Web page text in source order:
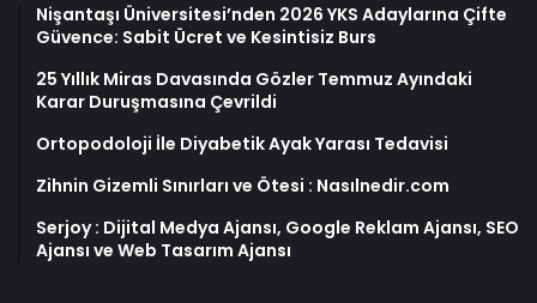
Nişantaşı Üniversitesi’nden 2026 YKS Adaylarına Çifte
Güvence: Sabit Ücret ve Kesintisiz Burs
25 Yıllık Miras Davasında Gözler Temmuz Ayındaki
Karar Duruşmasına Çevrildi
Ortopodoloji İle Diyabetik Ayak Yarası Tedavisi
Zihnin Gizemli Sınırları ve Ötesi : Nasılnedir.com
Serjoy : Dijital Medya Ajansı, Google Reklam Ajansı, SEO
Ajansı ve Web Tasarım Ajansı